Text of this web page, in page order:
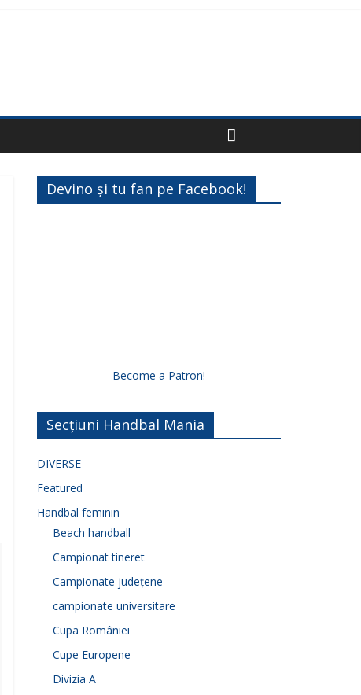
Devino și tu fan pe Facebook!
Become a Patron!
Secțiuni Handbal Mania
DIVERSE
Featured
Handbal feminin
Beach handball
Campionat tineret
Campionate județene
campionate universitare
Cupa României
Cupe Europene
Divizia A